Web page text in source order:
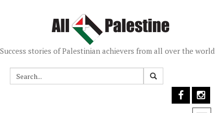
Success stories of Palestinian achievers from all over the world